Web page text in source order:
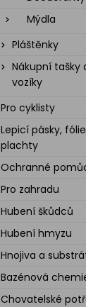
Mýdla
Pláštěnky
Nákupní tašky
vozíky
Pro cyklisty
Lepicí pásky,
plachty
Ochranné
Pro zahradu
Hubení škůdců
Hubení hmyzu
Hnojiva a
Bazénová
Chovatelské